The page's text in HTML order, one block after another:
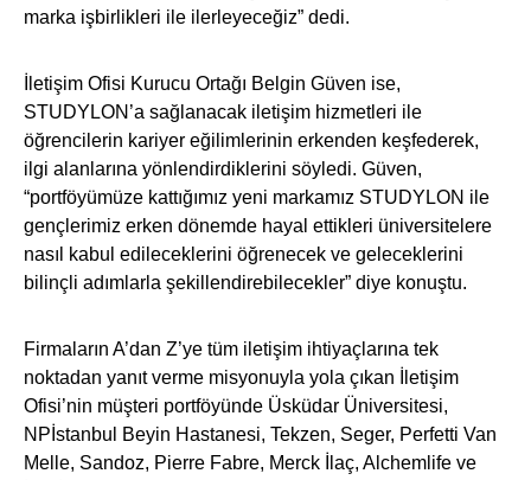
marka işbirlikleri ile ilerleyeceğiz” dedi.
İletişim Ofisi Kurucu Ortağı Belgin Güven ise,
STUDYLON’a sağlanacak iletişim hizmetleri ile
öğrencilerin kariyer eğilimlerinin erkenden keşfederek,
ilgi alanlarına yönlendirdiklerini söyledi. Güven,
“portföyümüze kattığımız yeni markamız STUDYLON ile
gençlerimiz erken dönemde hayal ettikleri üniversitelere
nasıl kabul edileceklerini öğrenecek ve geleceklerini
bilinçli adımlarla şekillendirebilecekler” diye konuştu.
Firmaların A’dan Z’ye tüm iletişim ihtiyaçlarına tek
noktadan yanıt verme misyonuyla yola çıkan İletişim
Ofisi’nin müşteri portföyünde Üsküdar Üniversitesi,
NPİstanbul Beyin Hastanesi, Tekzen, Seger, Perfetti Van
Melle, Sandoz, Pierre Fabre, Merck İlaç, Alchemlife ve